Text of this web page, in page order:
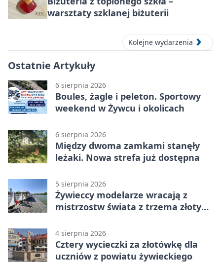
warsztaty szklanej biżuterii
Kolejne wydarzenia
Ostatnie Artykuły
6 sierpnia 2026
Boules, żagle i peleton. Sportowy
weekend w Żywcu i okolicach
6 sierpnia 2026
Między dwoma zamkami stanęły
leżaki. Nowa strefa już dostępna
5 sierpnia 2026
Żywieccy modelarze wracają z
mistrzostw świata z trzema złotymi
4 sierpnia 2026
Cztery wycieczki za złotówkę dla
uczniów z powiatu żywieckiego